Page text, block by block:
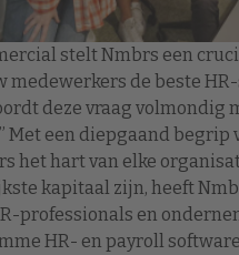
stelt Nmbrs een
medewerkers de beste HR-
deze vraag volmondig
Met een diepgaand begrip
het hart van elke
kapitaal zijn, heeft
professionals en
HR- en payroll